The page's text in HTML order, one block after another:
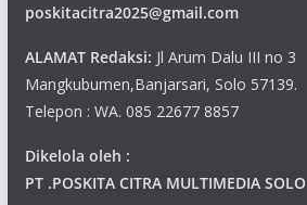
poskitacitra2025@gmail.com
ALAMAT Redaksi: Jl Arum Dalu III no 3
Mangkubumen,Banjarsari, Solo 57139.
Telepon : WA. 085 22677 8857
Dikelola oleh :
PT .POSKITA CITRA MULTIMEDIA SOLO